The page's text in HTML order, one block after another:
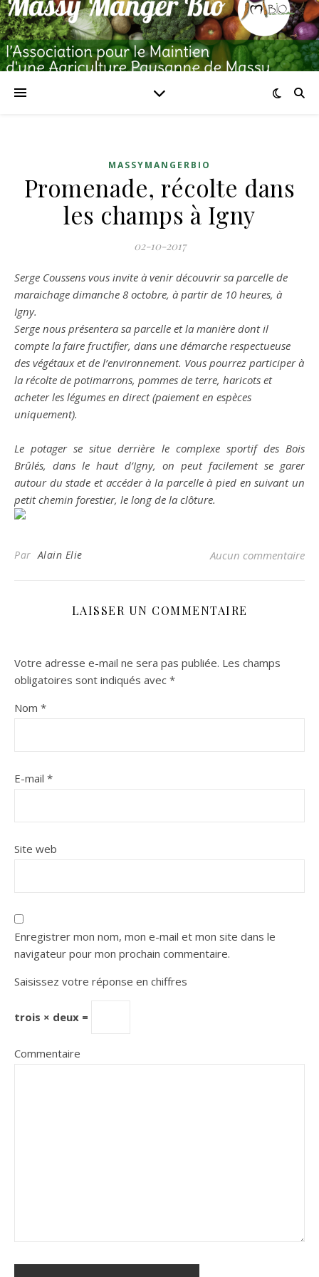
MASSYMANGERBIO
Promenade, récolte dans
les champs à Igny
02-10-2017
Serge Coussens vous invite à venir découvrir sa parcelle de
maraichage dimanche 8 octobre, à partir de 10 heures, à
Igny.
Serge nous présentera sa parcelle et la manière dont il
compte la faire fructifier, dans une démarche respectueuse
des végétaux et de l’environnement. Vous pourrez participer à
la récolte de potimarrons, pommes de terre, haricots et
acheter les légumes en direct (paiement en espèces
uniquement).
Le potager se situe derrière le complexe sportif des Bois
Brûlés, dans le haut d’Igny, on peut facilement se garer
autour du stade et accéder à la parcelle à pied en suivant un
petit chemin forestier, le long de la clôture.
ParAlain Elie Aucun commentaire
LAISSER UN COMMENTAIRE
Votre adresse e-mail ne sera pas publiée. Les champs
obligatoires sont indiqués avec *
Nom *
E-mail *
Site web
Enregistrer mon nom, mon e-mail et mon site dans le
navigateur pour mon prochain commentaire.
Saisissez votre réponse en chiffres
trois × deux =
Commentaire